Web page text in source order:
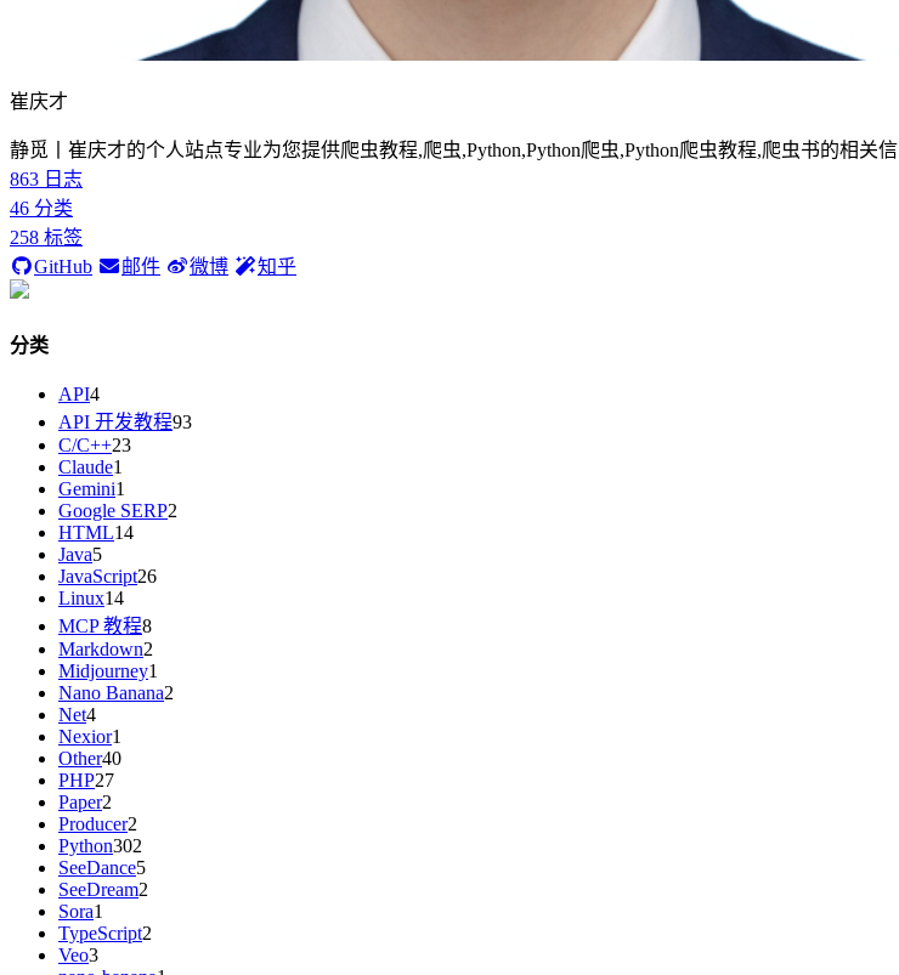
崔庆才
静觅丨崔庆才的个人站点专业为您提供爬虫教程,爬虫,Python,Python爬虫,Python爬虫教程,爬虫书的相关
863 日志
46 分类
258 标签
GitHub
邮件 微博 知乎
分类
API4
API 开发教程93
C/C++23
Claude1
Gemini1
Google SERP2
HTML14
Java5
JavaScript26
Linux14
MCP 教程8
Markdown2
Midjourney1
Nano Banana2
Net4
Nexior1
Other40
PHP27
Paper2
Producer2
Python302
SeeDance5
SeeDream2
Sora1
TypeScript2
Veo3